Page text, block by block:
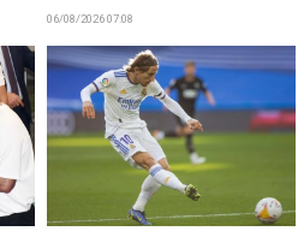
06/08/2026 07:08